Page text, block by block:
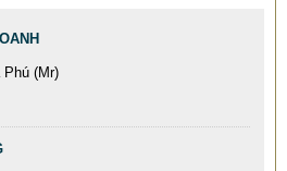
Phú (Mr)